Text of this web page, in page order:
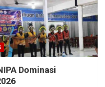
Dominasi